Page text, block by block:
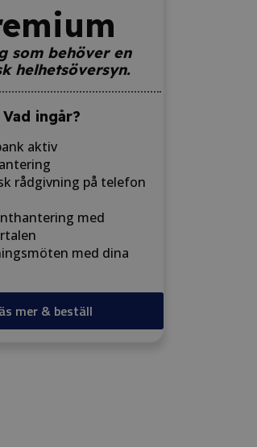
som behöver en
helhetsöversyn.
Vad ingår?
aktiv
rådgivning på telefon
med
med dina
mer & beställ